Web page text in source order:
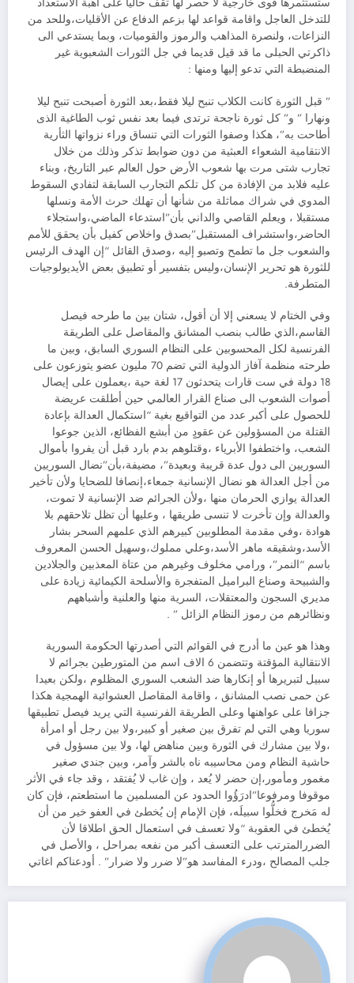
ستستثمرها قوى خارجية لا حصر لها تقف حاليا على أهبة الاستعداد
للتدخل العاجل واقامة قواعد لها بزعم الدفاع عن الأقليات،وللحد من
النزاعات، ولنصرة المذاهب والرموز والقوميات، وبما يستدعي الى
ذاكرتي الحبلى ما قد قيل قديما في جل الثورات الشعبوية غير
المنضبطة التي تدعو إليها ومنها :
” قبل الثورة كانت الكلاب تنبح ليلا فقط،بعد الثورة أصبحت تنبح ليلا
ونهارا ” و” كل ثورة ناجحة ترتدى فيما بعد نفس ثوب الطاغية الذى
أطاحت به”، هكذا وصفوا الثورات التي تنساق وراء نزواتها الثأرية
الانتقامية الشعواء العبثية من دون ضوابط تذكر وذلك من خلال
تجارب شتى مرت بها شعوب الأرض حول العالم عبر التاريخ، وبناء
عليه فلابد من الإفادة من كل تلكم التجارب السابقة لتفادي السقوط
المدوي في شراك مماثلة من شأنها أن تهلك حرث الأمة ونسلها
مستقبلا ، ويعلم القاصي والداني بأن”استدعاء الماضي،واستجلاء
الحاضر،واستشراف المستقبل”بصدق واخلاص كفيل بأن يحقق للأمم
والشعوب جل ما تطمح وتصبو إليه ،وصدق القائل “إن الهدف الرئيس
للثورة هو تحرير الإنسان،وليس بتفسير أو تطبيق بعض الأيديولوجيات
المتطرفة.
وفي الختام لا يسعني إلا أن أقول، شتان بين ما طرحه فيصل
القاسم،الذي طالب بنصب المشانق والمقاصل على الطريقة
الفرنسية لكل المحسوبين على النظام السوري السابق، وبين ما
طرحته منظمة آفاز الدولية التي تضم 70 مليون عضو يتوزعون على
18 دولة في ست قارات يتحدثون 17 لغة حية ،يعملون على إيصال
أصوات الشعوب الى صناع القرار العالمي حين أطلقت عريضة
للحصول على أكبر عدد من التواقيع بغية “استكمال العدالة بإعادة
القتلة من المسؤولين عن عقودٍ من أبشع الفظائع، الذين جوعوا
الشعب، واختطفوا الأبرياء ،وقتلوهم بدم بارد قبل أن يفروا بأموال
السوريين الى دول عدة قريبة وبعيدة”، مضيفة،بأن”نضال السوريين
من أجل العدالة هو نضال الإنسانية جمعاء،إنصافا للضحايا ولأن تأخير
العدالة يوازي الحرمان منها ،ولأن الجرائم ضد الإنسانية لا تموت،
والعدالة وإن تأخرت لا تنسى طريقها ، وعليها أن تظل تلاحقهم بلا
هوادة ،وفي مقدمة المطلوبين كبيرهم الذي علمهم السحر بشار
الأسد،وشقيقه ماهر الأسد،وعلي مملوك،وسهيل الحسن المعروف
باسم “النمر”، ورامي مخلوف وغيرهم من عتاة المعذبين والجلادين
والشبيحة وصناع البراميل المتفجرة والأسلحة الكيمائية زيادة على
مديري السجون والمعتقلات، السرية منها والعلنية وأشباههم
ونظائرهم من رموز النظام الزائل ” .
وهذا هو عين ما أدرج في القوائم التي أصدرتها الحكومة السورية
الانتقالية المؤقتة وتتضمن 6 الاف اسم من المتورطين بجرائم لا
سبيل لتبريرها أو إنكارها ضد الشعب السوري المظلوم ،ولكن بعيدا
عن حمى نصب المشانق ، واقامة المقاصل العشوائية الهمجية هكذا
جزافا على عواهنها وعلى الطريقة الفرنسية التي يريد فيصل تطبيقها
سوريا وهي التي لم تفرق بين صغير أو كبير،ولا بين رجل أو امرأة
،ولا بين مشارك في الثورة وبين مناهض لها، ولا بين مسؤول في
حاشية النظام ومن محاسيبه ناه بالشر وآمر، وبين جندي صغير
مغمور ومأمور،إن حضر لا يُعد ، وإن غاب لا يُفتقد ، وقد جاء في الأثر
موقوفا ومرفوعا”ادرَؤُوا الحدود عن المسلمين ما استطعتم، فإن كان
له مَخرج فخلُّوا سبيلَه، فإن الإمام إن يُخطئ في العفو خير من أن
يُخطئ في العقوبة “ولا تعسف في استعمال الحق اطلاقا لأن
الضررالمترتب على التعسف أكبر من نفعه بمراحل ، والأصل في
جلب المصالح ،ودرء المفاسد هو”لا ضرر ولا ضرار” . أودعناكم اغاتي